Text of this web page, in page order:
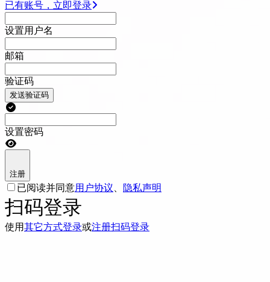
已有账号，立即登录
设置用户名
邮箱
验证码
发送验证码
设置密码
注册
已阅读并同意用户协议、 隐私声明
扫码登录
使用其它方式登录或注册扫码登录